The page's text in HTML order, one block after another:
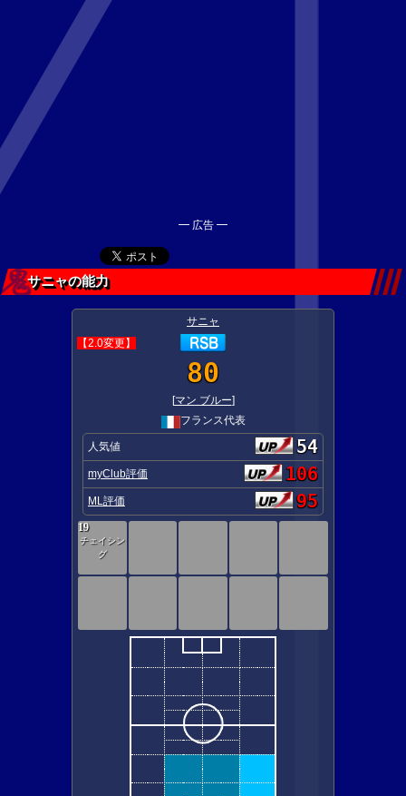
━ 広告 ━
サニャの能力
サニャ
【2.0変更】
80
[マン ブルー]
フランス代表
人気値 54
myClub評価 106
ML評価 95
19
チェイシン
グ